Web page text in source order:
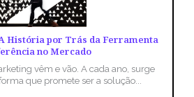
História por Trás da Ferramenta
no Mercado
vêm e vão. A cada ano, surge
que promete ser a solução...